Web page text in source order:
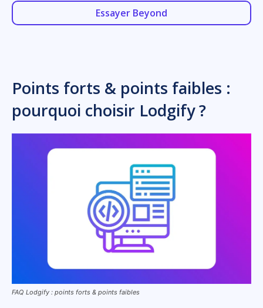
Essayer Beyond
Points forts & points faibles :
pourquoi choisir Lodgify ?
FAQ Lodgify : points forts & points faibles